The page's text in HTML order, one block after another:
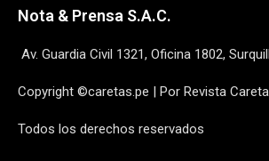
Nota & Prensa S.A.C.
Av. Guardia Civil 1321, Oficina 1802,
Copyright ©caretas.pe | Por Revista
Todos los derechos reservados